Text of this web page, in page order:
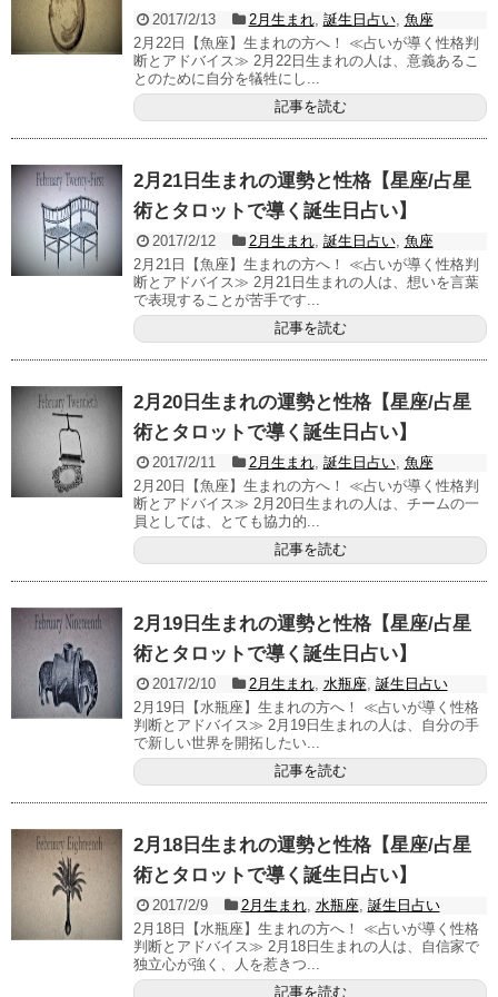
2017/2/13 2月生まれ, 誕生日占い, 魚座
2月22日【魚座】生まれの方へ！ ≪占いが導く性格判
断とアドバイス≫ 2月22日生まれの人は、意義あるこ
とのために自分を犠牲にし...
記事を読む
2月21日生まれの運勢と性格【星座/占星
術とタロットで導く誕生日占い】
2017/2/12 2月生まれ, 誕生日占い, 魚座
2月21日【魚座】生まれの方へ！ ≪占いが導く性格判
断とアドバイス≫ 2月21日生まれの人は、想いを言葉
で表現することが苦手です...
記事を読む
2月20日生まれの運勢と性格【星座/占星
術とタロットで導く誕生日占い】
2017/2/11 2月生まれ, 誕生日占い, 魚座
2月20日【魚座】生まれの方へ！ ≪占いが導く性格判
断とアドバイス≫ 2月20日生まれの人は、チームの一
員としては、とても協力的...
記事を読む
2月19日生まれの運勢と性格【星座/占星
術とタロットで導く誕生日占い】
2017/2/10 2月生まれ, 水瓶座, 誕生日占い
2月19日【水瓶座】生まれの方へ！ ≪占いが導く性格
判断とアドバイス≫ 2月19日生まれの人は、自分の手
で新しい世界を開拓したい...
記事を読む
2月18日生まれの運勢と性格【星座/占星
術とタロットで導く誕生日占い】
2017/2/9 2月生まれ, 水瓶座, 誕生日占い
2月18日【水瓶座】生まれの方へ！ ≪占いが導く性格
判断とアドバイス≫ 2月18日生まれの人は、自信家で
独立心が強く、人を惹きつ...
記事を読む